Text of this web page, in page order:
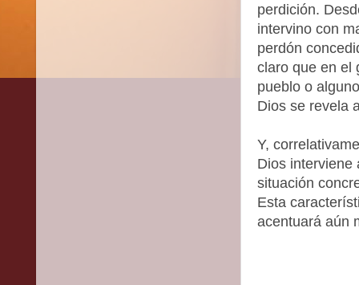
perdición.
intervino con
perdón
claro que en el
pueblo o
Dios se revela
Y,
Dios interviene
situación
Esta
acentuará aún